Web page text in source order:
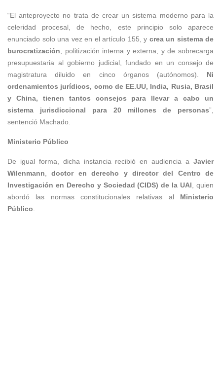
“El anteproyecto no trata de crear un sistema moderno para la
celeridad procesal, de hecho, este principio solo aparece
enunciado solo una vez en el artículo 155, y crea un sistema de
burocratización, politización interna y externa, y de sobrecarga
presupuestaria al gobierno judicial, fundado en un consejo de
magistratura diluido en cinco órganos (autónomos). Ni
ordenamientos jurídicos, como de EE.UU, India, Rusia, Brasil
y China, tienen tantos consejos para llevar a cabo un
sistema jurisdiccional para 20 millones de personas”,
sentenció Machado.
Ministerio Público
De igual forma, dicha instancia recibió en audiencia a Javier
Wilenmann,doctor en derecho y director del Centro de
Investigación en Derecho y Sociedad (CIDS) de la UAI, quien
abordó las normas constitucionales relativas al Ministerio
Público.